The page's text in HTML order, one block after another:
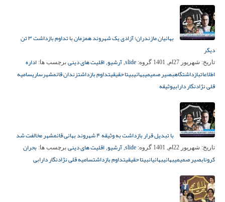
بهائیان مازندران؛ آزادی یک شهروند همزمان با تداوم بازداشت ۳ تن
دیگر
تاریخ: شهریور 27ام, 1401 گروه: slide
, آرشیو, اقلیت های دینی برچسب ها: اداره
اطلاعاتبازداشتگاهبصیر صمیمیبهائیبیتا حقیقیتداوم بازداشتزندان قائمشهرساریسامیه
قلی نژادنگار دارابیوثیقه
با تبدیل قرار بازداشت به وثیقه ۴ شهروند بهائی قائمشهر مخالفت شد
تاریخ: شهریور 22ام, 1401 گروه: slide
, آرشیو, اقلیت های دینی برچسب ها: بحران
کرونابصیر صمیمیبهائیبهائیانبیتا حقیقیتداوم بازداشتسامیه قلی نژادنگار دارابی